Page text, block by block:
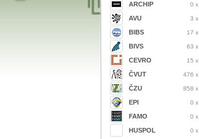
ARCHIP 0 x
AVU 3 x
BIBS 17 x
BIVS 63 x
CEVRO 15 x
ČVUT 476 x
ČZU 858 x
EPI 0 x
FAMO 0 x
HUSPOL 0 x